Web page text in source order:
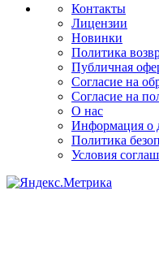
Контакты
Лицензии
Новинки
Политика
Публичная
Согласие на
Согласие на
О нас
Информация о
Политика
Условия